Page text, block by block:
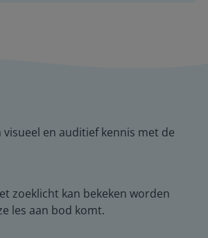
visueel en auditief kennis met de
zoeklicht kan bekeken worden
les aan bod komt.